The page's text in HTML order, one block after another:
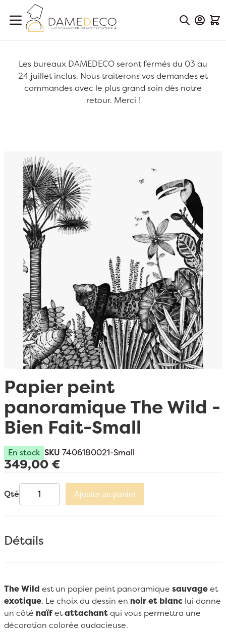
Aller au contenu
Les bureaux DAMEDECO seront fermés du 03 au
24 juillet inclus. Nous traiterons vos demandes et
commandes avec le plus grand soin dès notre
retour. Merci !
Papier peint
panoramique The Wild -
Bien Fait-Small
En stock SKU 7406180021-Small
349,00 €
Qté Ajouter au panier
Passer à la fin de la galerie d’images
Détails
The Wild est un papier peint panoramique sauvage et
exotique. Le choix du dessin en noir et blanc lui donne
un côté naïfetattachant qui vous permettra une
décoration colorée audacieuse.